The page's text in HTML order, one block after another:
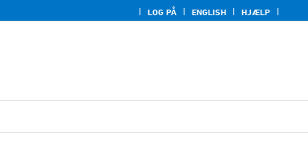
LOG PÅ ENGLISH HJÆLP